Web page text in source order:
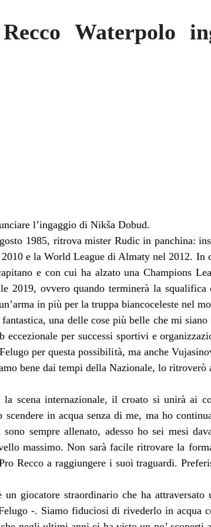
Waterpolo
l’ingaggio di Nikša Dobud.
1985, ritrova mister Rudic in panchina:
e la World League di Almaty nel 2012. In
e con cui ha alzato una Champions
2019, ovvero quando terminerà la
in più per la truppa biancoceleste nel
una delle cose più belle che mi
per successi sportivi e
per questa possibilità, ma anche
bene dai tempi della Nazionale, lo ritroverò
scena internazionale, il croato si unirà ai
in acqua senza di me, ma ho
sempre allenato, adesso ho sei mesi
massimo. Non sarà facile ritrovare la
Recco a raggiungere i suoi traguardi.
giocatore straordinario che ha
-. Siamo fiduciosi di rivederlo in acqua